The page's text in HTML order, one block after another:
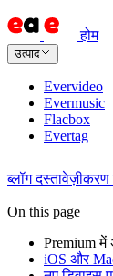
होम
उत्पाद
Evervideo
Evermusic
Flacbox
Evertag
ब्लॉग दस्तावेज़ीकरण
On this page
Premium
iOS और